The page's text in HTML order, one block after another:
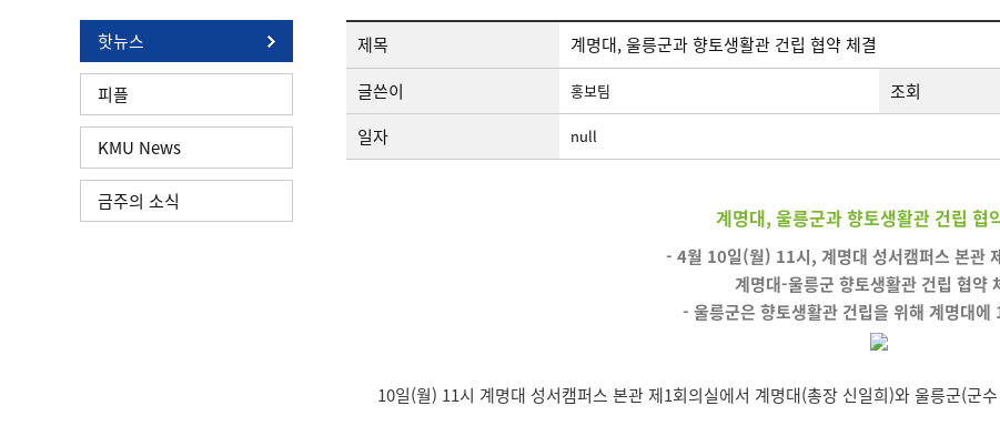
핫뉴스
피플
KMU News
금주의 소식
제목
계명대, 울릉군과 향토생활관 건립 협약 체결
글쓴이
홍보팀 조회
일자 null
계명대, 울릉군과 향토생활관 건립 협
- 4월 10일(월) 11시, 계명대 성서캠퍼스 본관
계명대-울릉군 향토생활관 건립 협약
- 울릉군은 향토생활관 건립을 위해 계명대에
10일(월) 11시 계명대 성서캠퍼스 본관 제1회의실에서 계명대(총장 신일희)와 울릉군(군